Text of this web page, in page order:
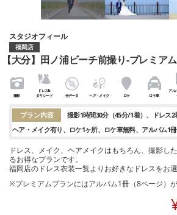
スタジオフィール
福岡店
【大分】田ノ浦ビーチ前撮り-プレミア
撮影
ドレス&
タキシード
全データ ヘア・メイク ロケ ロケ車
アル
プラン内容 撮影1時間30分（45分/1着） ドレス2
ヘア・メイク有り
ロケ1ヶ所 ロケ車無料 アルバム1
ドレス、メイク、ヘアメイクはもちろん、撮影し
るお得なプランです。
福岡店のドレス衣装一覧よりお好きなドレスをお選
※プレミアムプランにはアルバム1冊（8ページ）が